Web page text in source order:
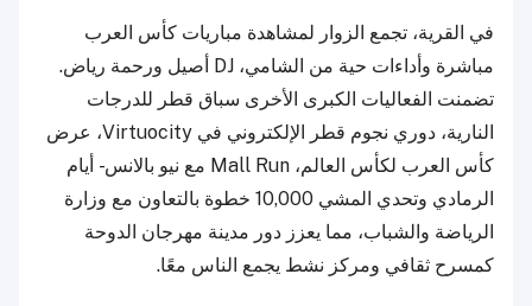
في القرية، تجمع الزوار لمشاهدة مباريات كأس العرب
مباشرة وأداءات حية من الشامي، DJ أصيل ورحمة رياض.
تضمنت الفعاليات الكبرى الأخرى سباق قطر للدرجات
النارية، دوري نجوم قطر الإلكتروني في Virtuocity، عرض
كأس العرب لكأس العالم، Mall Run مع نيو بالانس - أيام
الرمادي وتحدي المشي 10,000 خطوة بالتعاون مع وزارة
الرياضة والشباب، مما يعزز دور مدينة مهرجان الدوحة
كمسرح ثقافي ومركز نشط يجمع الناس معًا.